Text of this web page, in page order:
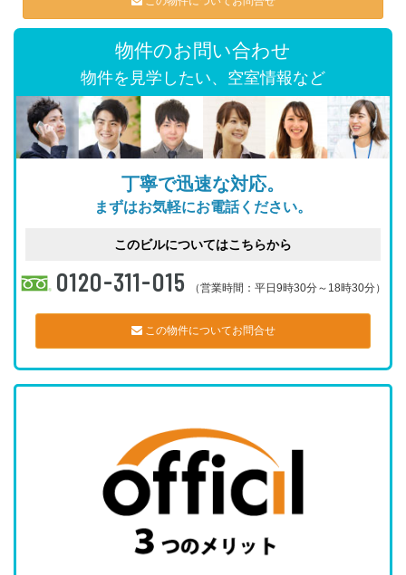
物件のお問い合わせ
物件を見学したい、空室情報など
丁寧で迅速な対応。
まずはお気軽にお電話ください。
このビルについてはこちらから
0120-311-015 （営業時間：平日9時30分～18時30分）
この物件についてお問合せ